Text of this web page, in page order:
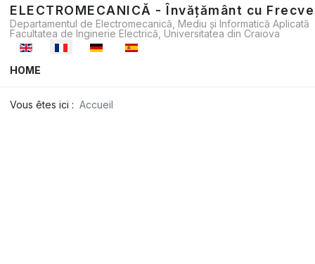
ELECTROMECANICĂ - Învățământ cu
Departamentul de Electromecanică, Mediu și Informatică Aplicată
Facultatea de Inginerie Electrică, Universitatea din Craiova
Sélectionnez votre langue
HOME
Vous êtes ici : Accueil